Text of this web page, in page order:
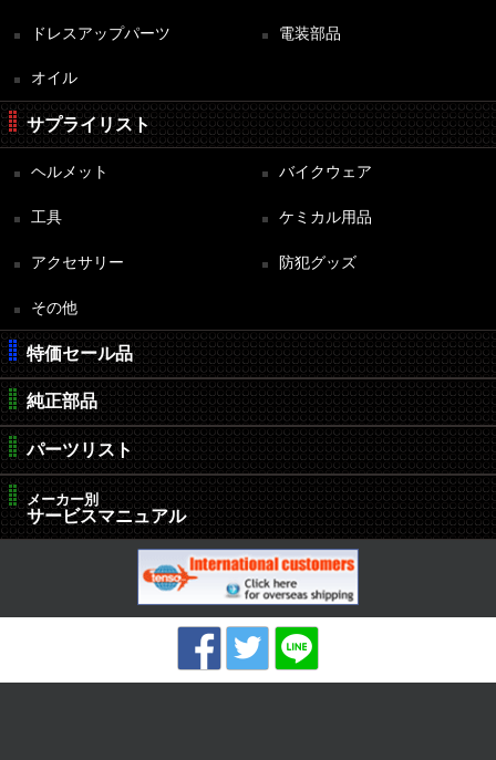
ドレスアップパーツ 電装部品
オイル
サプライリスト
ヘルメット バイクウェア
工具 ケミカル用品
アクセサリー 防犯グッズ
その他
特価セール品
純正部品
パーツリスト
メーカー別
サービスマニュアル